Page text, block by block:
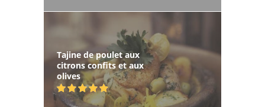
Tajine de poulet aux
citrons confits et aux
olives